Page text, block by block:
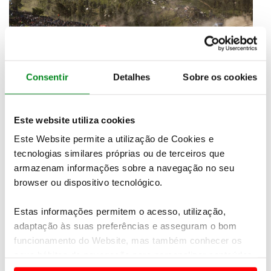
Consentir Detalhes Sobre os cookies
Este website utiliza cookies
Este Website permite a utilização de Cookies e
tecnologias similares próprias ou de terceiros que
armazenam informações sobre a navegação no seu
browser ou dispositivo tecnológico.
Estas informações permitem o acesso, utilização,
adaptação às suas preferências e asseguram o bom
funcionamento do Website, mas também conhecer os
Neuville foi consistente até ao fim, mostrando até
maior sobre Ogier , quando foi o segundo mais
rápido na Power Stage. Penalizado pelo acidente
sofrido no primeiro dia, e sem conseguir conquistar
qualquer ponto na Power Stage,Sébastien Ogier